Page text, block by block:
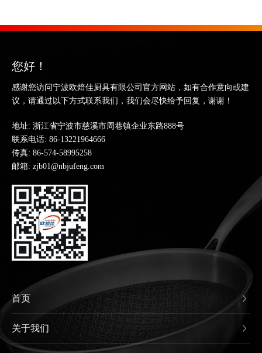
您好！
感谢您访问宁波欧焙佳厨具有限公司官方网站，如有合作意向或建
议，请通过以下方式联系我们，我们会尽快给予回复，谢谢！
地址: 浙江省宁波市慈溪市周巷镇企业东路888号
联系电话: 86-13221964666
传真: 86-574-58995258
邮箱: zjb01@nbjufeng.com
首页
关于我们